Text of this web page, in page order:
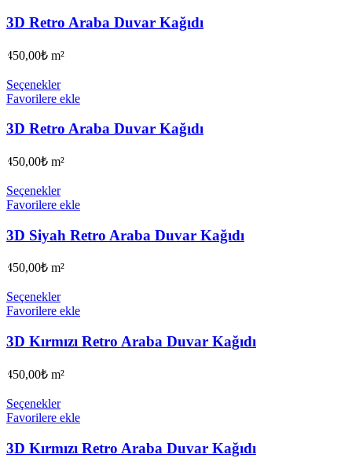
3D Retro Araba Duvar Kağıdı
450,00₺ m²
Seçenekler
Favorilere ekle
3D Retro Araba Duvar Kağıdı
450,00₺ m²
Seçenekler
Favorilere ekle
3D Siyah Retro Araba Duvar Kağıdı
450,00₺ m²
Seçenekler
Favorilere ekle
3D Kırmızı Retro Araba Duvar Kağıdı
450,00₺ m²
Seçenekler
Favorilere ekle
3D Kırmızı Retro Araba Duvar Kağıdı